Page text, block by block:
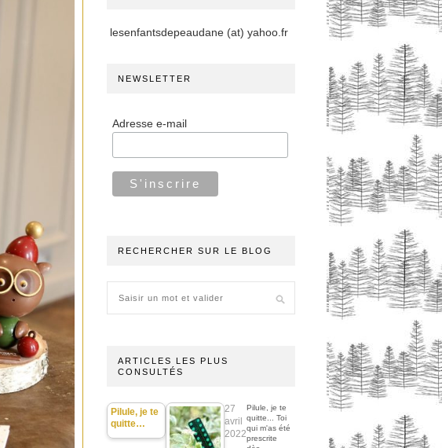
lesenfantsdepeaudane (at) yahoo.fr
NEWSLETTER
Adresse e-mail
RECHERCHER SUR LE BLOG
ARTICLES LES PLUS
CONSULTÉS
Pilule, je te
quitte…
27
avril
2022
Pilule, je te
quitte... Toi
qui m'as été
prescrite